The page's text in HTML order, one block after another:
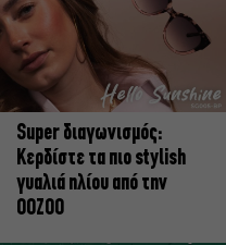
Super διαγωνισμός:
Κερδίστε τα πιο stylish
γυαλιά ηλίου από την
OOZOO